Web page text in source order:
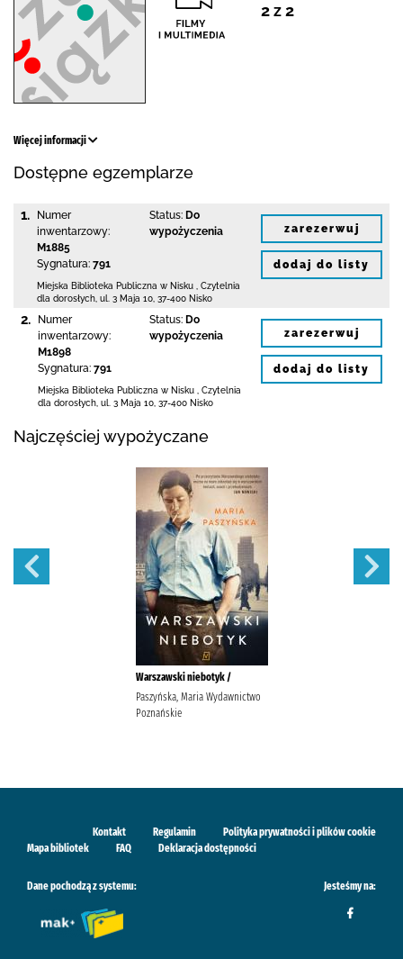
2 z 2
Więcej informacji
Dostępne egzemplarze
1.
Numer
inwentarzowy:
M1885
Sygnatura: 791
Status: Do
wypożyczenia
Miejska Biblioteka Publiczna w Nisku
Czytelnia
dla dorosłych, ul. 3 Maja 10 37-400 Nisko
zarezerwuj
dodaj do listy
2.
Numer
inwentarzowy:
M1898
Sygnatura: 791
Status: Do
wypożyczenia
Miejska Biblioteka Publiczna w Nisku
Czytelnia
dla dorosłych, ul. 3 Maja 10 37-400 Nisko
zarezerwuj
dodaj do listy
Najczęściej wypożyczane
Warszawski niebotyk /
Paszyńska, Maria Wydawnictwo
Poznańskie
Kontakt Regulamin
Polityka prywatności i plików cookie
Mapa bibliotek
FAQ Deklaracja dostępności
Dane pochodzą z systemu: Jesteśmy na: